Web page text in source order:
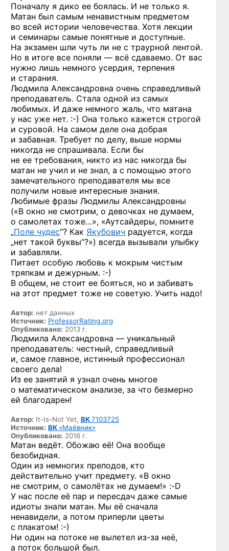
Поначалу я дико ее боялась. И не только я.
Матан был самым ненавистным предметом
во всей истории человечества. Хотя лекции
и семинары самые понятные и доступные.
На экзамен шли чуть ли не с траурной лентой.
Но в итоге все поняли — всё сдаваемо. От вас
нужно лишь немного усердия, терпения
и старания.
Людмила Александровна очень справедливый
преподаватель. Стала одной из самых
любимых. И даже немного жаль, что матана
у нас уже нет. :-) Она только кажется строгой
и суровой. На самом деле она добрая
и забавная. Требует по делу, выше нормы
никогда не спрашивала. Если бы
не ее требования, никто из нас никогда бы
матан не учил и не знал, а с помощью этого
замечательного преподавателя мы все
получили новые интересные знания.
Любимые фразы Людмилы Александровны
(«В окно не смотрим, о девочках не думаем,
о самолетах тоже…», «Аутсайдеры, помните
„Поле чудес“? Как Якубович радуется, когда
„нет такой буквы“?») всегда вызывали улыбку
и забавляли.
Питает особую любовь к мокрым чистым
тряпкам и дежурным. :-)
В общем, не стоит ее бояться, но и забивать
на этот предмет тоже не советую. Учить надо!
Автор: нет данных
Источник: ProfessorRating.org
Опубликовано: 2013 г.
Людмила Александровна — уникальный
преподаватель: честный, справедливый
и, самое главное, истинный профессионал
своего дела!
Из ее занятий я узнал очень многое
о математическом анализе, за что безмерно
ей благодарен!
Автор: It-Is-Not Yet, ВК7103725
Источник: ВК «Маёвник»
Опубликовано: 2016 г.
Матан ведёт. Обожаю её! Она вообще
безобидная.
Один из немногих преподов, кто
действительно учит предмету. «В окно
не смотрим, о самолётах не думаем!» :-D
У нас после её пар и пересдач даже самые
идиоты знали матан. Мы её сначала
ненавидели, а потом приперли цветы
с плакатом! :-)
Ни один на потоке не вылетел из-за неё,
а поток большой был.